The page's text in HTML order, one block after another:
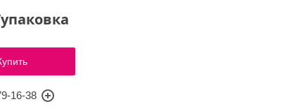
16-38